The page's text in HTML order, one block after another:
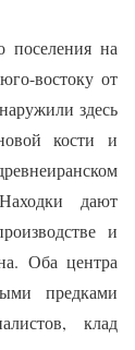
на
востоку от
здесь
кости и
дают
и
Оба центра
предками
клад